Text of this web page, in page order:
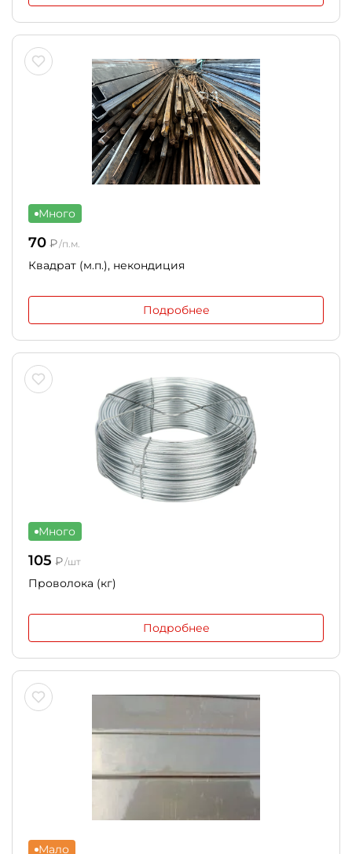
Много
70 ₽/п.м.
Квадрат (м.п.), некондиция
Подробнее
Много
105 ₽/шт
Проволока (кг)
Подробнее
Мало